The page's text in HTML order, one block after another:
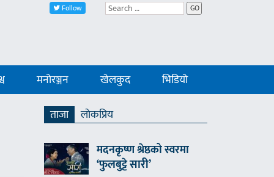
Follow GO
मनोरञ्जन खेलकुद भिडियो
ताजा
लाेकप्रिय
मदनकृष्ण श्रेष्ठको स्वरमा
‘फुलबुट्टे सारी’